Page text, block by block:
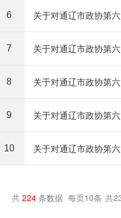
6 关于对通辽市政协第
7 关于对通辽市政协第
8 关于对通辽市政协第
9 关于对通辽市政协第
10 关于对通辽市政协第
共 224 条数据 每页10条 共